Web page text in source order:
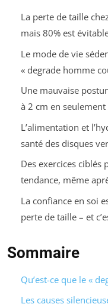
La perte de taille
mais 80% est
Le mode de vie
« degrade homme
Une mauvaise
à 2 cm en
L’alimentation et
santé des disques
Des exercices
tendance, même
La confiance en soi
perte de taille – et
Sommaire
Qu’est-ce que le «
Les causes